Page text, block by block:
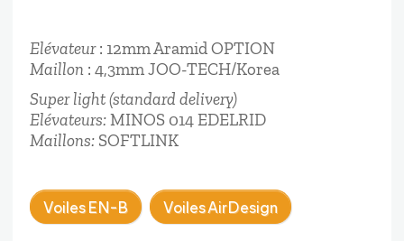
Elévateur: 12mm Aramid OPTION
Maillon : 4,3mm JOO-TECH/Korea
Super light (standard delivery)
Elévateurs:MINOS 014 EDELRID
Maillons: SOFTLINK
Voiles EN-B Voiles AirDesign